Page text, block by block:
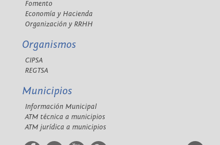
Fomento
Economía y Hacienda
Organización y RRHH
Organismos
CIPSA
REGTSA
Municipios
Información Municipal
ATM técnica a municipios
ATM jurídica a municipios